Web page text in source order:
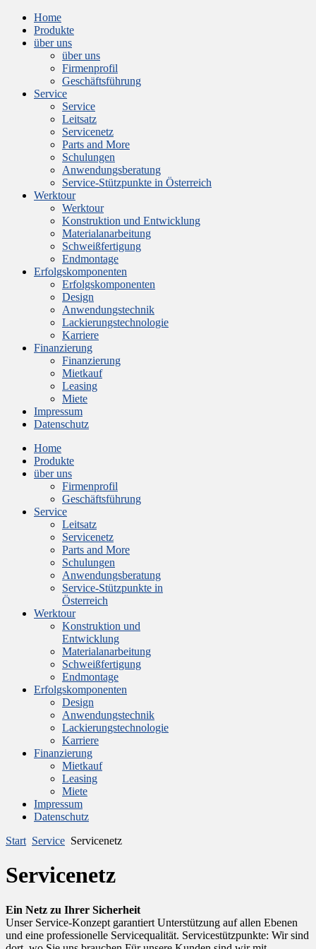
Home
Produkte
über uns
über uns
Firmenprofil
Geschäftsführung
Service
Service
Leitsatz
Servicenetz
Parts and More
Schulungen
Anwendungsberatung
Service-Stützpunkte in Österreich
Werktour
Werktour
Konstruktion und Entwicklung
Materialanarbeitung
Schweißfertigung
Endmontage
Erfolgskomponenten
Erfolgskomponenten
Design
Anwendungstechnik
Lackierungstechnologie
Karriere
Finanzierung
Finanzierung
Mietkauf
Leasing
Miete
Impressum
Datenschutz
Home
Produkte
über uns
Firmenprofil
Geschäftsführung
Service
Leitsatz
Servicenetz
Parts and More
Schulungen
Anwendungsberatung
Service-Stützpunkte in
Österreich
Werktour
Konstruktion und
Entwicklung
Materialanarbeitung
Schweißfertigung
Endmontage
Erfolgskomponenten
Design
Anwendungstechnik
Lackierungstechnologie
Karriere
Finanzierung
Mietkauf
Leasing
Miete
Impressum
Datenschutz
Start Service Servicenetz
Servicenetz
Ein Netz zu Ihrer Sicherheit
Unser Service-Konzept garantiert Unterstützung auf allen Ebenen
und eine professionelle Servicequalität. Servicestützpunkte: Wir sind